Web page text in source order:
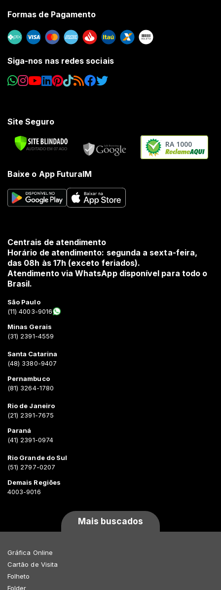
Formas de Pagamento
Siga-nos nas redes sociais
Site Seguro
RA 1000
Baixe o App FuturaIM
Centrais de atendimento
Horário de atendimento: segunda a sexta-feira,
das 08h às 17h (exceto feriados).
Atendimento via WhatsApp disponível para todo o
Brasil.
São Paulo
(11) 4003-9016
Minas Gerais
(31) 2391-4559
Santa Catarina
(48) 3380-9407
Pernambuco
(81) 3264-1780
Rio de Janeiro
(21) 2391-7675
Paraná
(41) 2391-0974
Rio Grande do Sul
(51) 2797-0207
Demais Regiões
4003-9016
Mais buscados
Gráfica Online
Cartão de Visita
Folheto
Folder